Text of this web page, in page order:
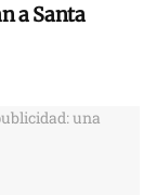
a Santa